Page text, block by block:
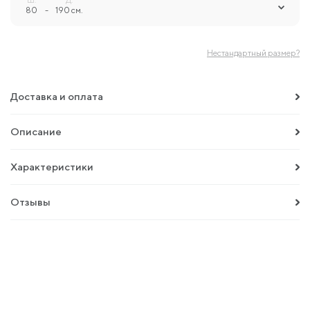
80 - 190 см.
Нестандартный размер?
Доставка и оплата
Описание
Характеристики
Отзывы